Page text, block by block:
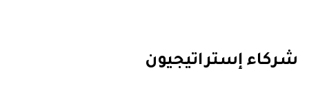
شركاء إستراتيجيون